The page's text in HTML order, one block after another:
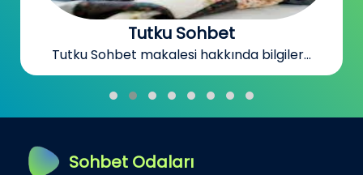
Sohbet Odaları
Sohbet Odaları makalesi hakkında bilgiler...
Sohbet Odaları